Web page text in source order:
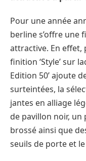
Pour une année
berline s’offre une
attractive. En effet,
finition ‘Style’ sur
Edition 50’ ajoute
surteintées, la
jantes en alliage
de pavillon noir, un
brossé ainsi que
seuils de porte et